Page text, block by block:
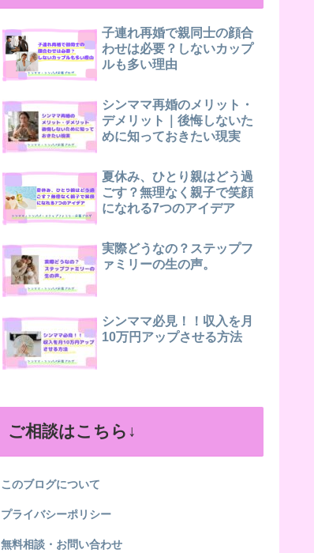
子連れ再婚で親同士の顔合
わせは必要？しないカップ
ルも多い理由
シンママ再婚のメリット・
デメリット｜後悔しないた
めに知っておきたい現実
夏休み、ひとり親はどう過
ごす？無理なく親子で笑顔
になれる7つのアイデア
実際どうなの？ステップフ
ァミリーの生の声。
シンママ必見！！収入を月
10万円アップさせる方法
ご相談はこちら↓
このブログについて
プライバシーポリシー
無料相談・お問い合わせ